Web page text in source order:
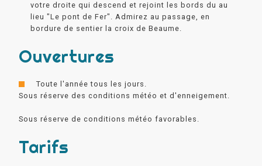
votre droite qui descend et rejoint les bords du au
lieu "Le pont de Fer". Admirez au passage, en
bordure de sentier la croix de Beaume.
Ouvertures
Toute l'année tous les jours.
Sous réserve des conditions météo et d'enneigement.
Sous réserve de conditions météo favorables.
Tarifs